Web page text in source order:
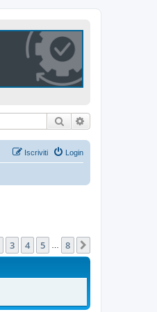
Cerca
Login
Iscriviti
di
3 4 5 8